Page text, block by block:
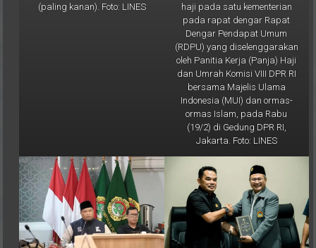
(paling kanan). Foto: LINES
haji pada satu kementerian
pada rapat dengar Rapat
Dengar Pendapat Umum
(RDPU) yang diselenggarakan
oleh Panitia Kerja (Panja) Haji
dan Umrah Komisi VIII DPR RI
bersama Majelis Ulama
Indonesia (MUI) dan ormas-
ormas Islam, pada Rabu
(19/2) di Gedung DPR RI,
Jakarta. Foto: LINES